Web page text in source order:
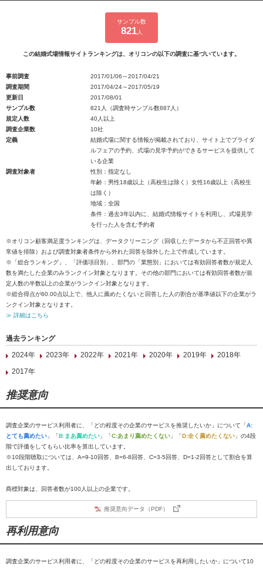
サンプル数
821人
この結婚式場情報サイトランキングは、オリコンの以下の調査に基づいています。
事前調査
2017/01/06～2017/04/21
調査期間
2017/04/24～2017/05/19
更新日
2017/08/01
サンプル数
821人（調査時サンプル数887人）
規定人数
40人以上
調査企業数
10社
定義
結婚式場に関する情報が掲載されており、サイト上でブライダ
ルフェアの予約、式場の見学予約ができるサービスを提供して
いる企業
調査対象者
性別：指定なし
年齢：男性18歳以上（高校生は除く）女性16歳以上（高校生
は除く）
地域：全国
条件：過去3年以内に、結婚式情報サイトを利用し、式場見学
を行った人を含む予約者
※オリコン顧客満足度ランキングは、データクリーニング（回収したデータから不正回答や異
常値を排除）および調査対象者条件から外れた回答を除外した上で作成しています。
※「総合ランキング」、「評価項目別」、部門の「業態別」においては有効回答者数が規定人
数を満たした企業のみランクイン対象となります。その他の部門においては有効回答者数が規
定人数の半数以上の企業がランクイン対象となります。
※総合得点が60.00点以上で、他人に薦めたくないと回答した人の割合が基準値以下の企業がラ
ンクイン対象となります。
≫ 詳細はこちら
過去ランキング
2024年
2023年 2022年 2021年 2020年 2019年
2018年
2017年
推奨意向
調査企業のサービス利用者に、「どの程度その企業のサービスを推奨したいか」について「A:
とても薦めたい 」「B:まあ薦めたい 」「C:あまり薦めたくない 」「D:全く薦めたくない 」の4段
階で評価をしてもらい比率を算出しています。
※10段階聴取については、A=9-10回答、B=6-8回答、C=3-5回答、D=1-2回答として割合を算
出しております。
商標対象は、回答者数が100人以上の企業です。
推奨意向データ（PDF）
再利用意向
調査企業のサービス利用者に、「どの程度その企業のサービスを再利用したいか」について10